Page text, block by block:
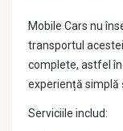
Mobile Cars nu
transportul
complete, astfel
experiență simplă
Serviciile includ: